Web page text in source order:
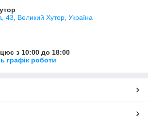
43, Великий Хутор, Україна
з 10:00 до 18:00
графік роботи